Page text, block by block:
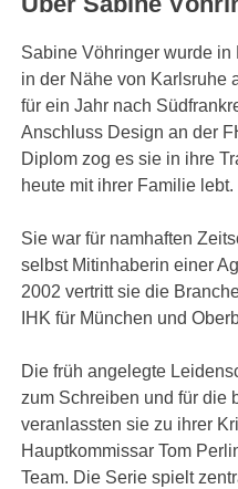
Sabine Vöhringer wurde
in der Nähe von Karlsruhe
für ein Jahr nach
Anschluss Design an der
Diplom zog es sie in ihre
heute mit ihrer Familie lebt.
Sie war für namhaften
selbst Mitinhaberin einer
2002 vertritt sie die
IHK für München und
Die früh angelegte
zum Schreiben und für die
veranlassten sie zu ihrer
Hauptkommissar Tom
Team. Die Serie spielt